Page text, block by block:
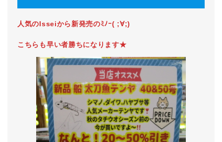
人気のIsseiから新発売のﾐﾉｰ( ;∀;)
こちらも早い者勝ちになります★